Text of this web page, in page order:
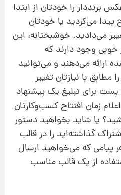
برنددار را خودتان از ابتدا
پیدا می‌کردید یا خودتان
می‌دادید. خوشبختانه، این
وجود دارند که
ارائه می‌دهند و می‌توانید
با نیازتان تغییر
برای تبلیغ یک پیشنهاد
زمان افتتاح کسب‌وکارتان
یا شاید بخواهید دستور
گذاشته‌اید را در قالب
پیامی که می‌خواهید ارسال
از یک قالب مناسب